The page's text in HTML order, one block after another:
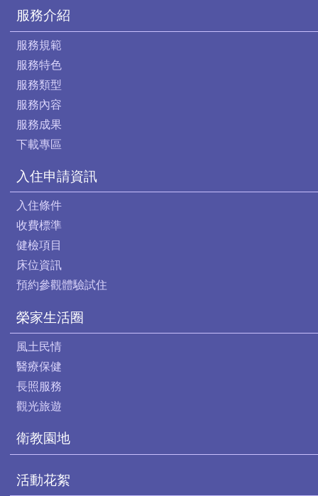
服務介紹
服務規範
服務特色
服務類型
服務內容
服務成果
下載專區
入住申請資訊
入住條件
收費標準
健檢項目
床位資訊
預約參觀體驗試住
榮家生活圈
風土民情
醫療保健
長照服務
觀光旅遊
衛教園地
活動花絮